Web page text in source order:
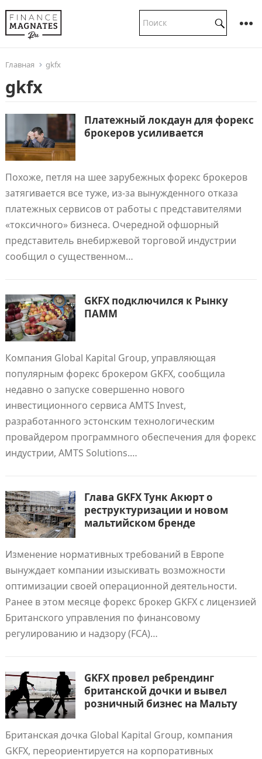
Главная gkfx
gkfx
Платежный локдаун для форекс
брокеров усиливается
Похоже, петля на шее зарубежных форекс брокеров
затягивается все туже, из-за вынужденного отказа
платежных сервисов от работы с представителями
«токсичного» бизнеса. Очередной офшорный
представитель внебиржевой торговой индустрии
сообщил о существенном…
GKFX подключился к Рынку
ПАММ
Компания Global Kapital Group, управляющая
популярным форекс брокером GKFX, сообщила
недавно о запуске совершенно нового
инвестиционного сервиса AMTS Invest,
разработанного эстонским технологическим
провайдером программного обеспечения для форекс
индустрии, AMTS Solutions.…
Глава GKFX Тунк Акюрт о
реструктуризации и новом
мальтийском бренде
Изменение нормативных требований в Европе
вынуждает компании изыскивать возможности
оптимизации своей операционной деятельности.
Ранее в этом месяце форекс брокер GKFX с лицензией
Британского управления по финансовому
регулированию и надзору (FCA)…
GKFX провел ребрендинг
британской дочки и вывел
розничный бизнес на Мальту
Британская дочка Global Kapital Group, компания
GKFX, переориентируется на корпоративных